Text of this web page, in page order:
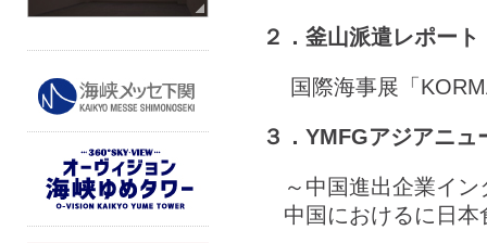
２．釜山派遣レポー
国際海事展「
３．YMFGアジアニ
～中国進出企業イン
中国におけるに日本